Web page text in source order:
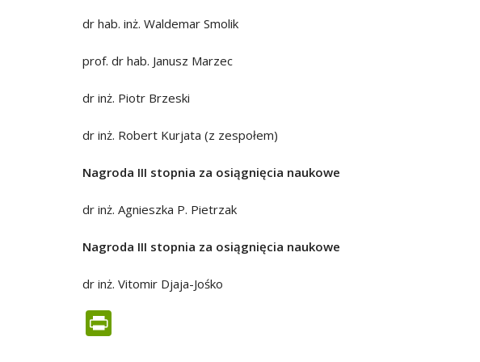
dr hab. inż. Waldemar Smolik
prof. dr hab. Janusz Marzec
dr inż. Piotr Brzeski
dr inż. Robert Kurjata (z zespołem)
Nagroda III stopnia za osiągnięcia naukowe
dr inż. Agnieszka P. Pietrzak
Nagroda III stopnia za osiągnięcia naukowe
dr inż. Vitomir Djaja-Jośko